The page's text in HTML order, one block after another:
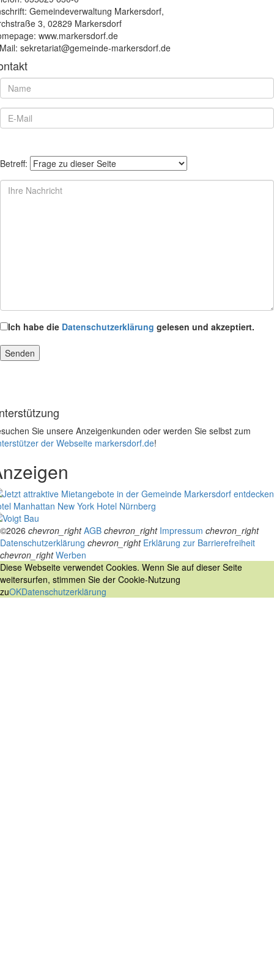
Gemeindeverwaltung Markersdorf,
3, 02829 Markersdorf
www.markersdorf.de
sekretariat@gemeinde-markersdorf.de
Betreff:
Ich habe die Datenschutzerklärung gelesen und akzeptiert.
Sie unsere Anzeigenkunden oder werden Sie selbst zum
der Webseite markersdorf.de!
Manhattan New York Hotel Nürnberg
©2026 chevron_right AGB chevron_right Impressum chevron_right
Datenschutzerklärung chevron_right Erklärung zur Barrierefreiheit
chevron_right Werben
Diese Webseite verwendet Cookies. Wenn Sie auf dieser Seite
weitersurfen, stimmen Sie der Cookie-Nutzung
zuOKDatenschutzerklärung